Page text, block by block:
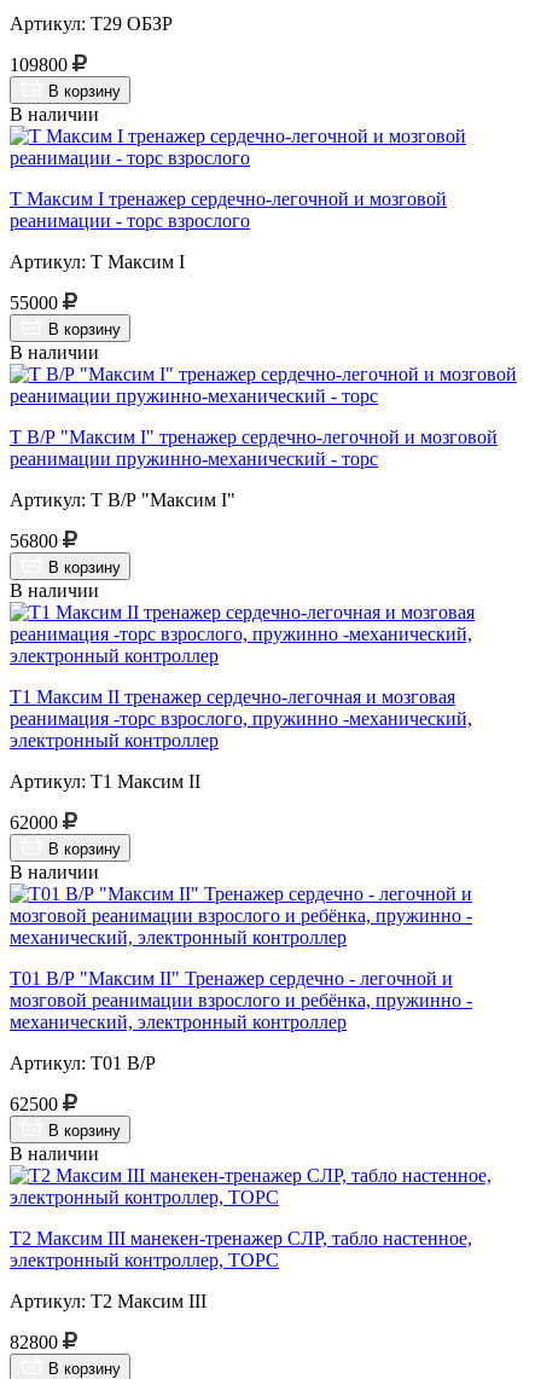
Артикул: Т29 ОБЗР
109800
В корзину
В наличии
Т Максим I тренажер сердечно-легочной и мозговой
реанимации - торс взрослого
Артикул: Т Максим I
55000
В корзину
В наличии
Т В/Р "Максим I" тренажер сердечно-легочной и мозговой
реанимации пружинно-механический - торс
Артикул: Т В/Р "Максим I"
56800
В корзину
В наличии
Т1 Максим II тренажер сердечно-легочная и мозговая
реанимация -торс взрослого, пружинно -механический,
электронный контроллер
Артикул: Т1 Максим II
62000
В корзину
В наличии
Т01 В/Р "Максим II" Тренажер сердечно - легочной и
мозговой реанимации взрослого и ребёнка, пружинно -
механический, электронный контроллер
Артикул: Т01 В/Р
62500
В корзину
В наличии
Т2 Максим III манекен-тренажер СЛР, табло настенное,
электронный контроллер, ТОРС
Артикул: Т2 Максим III
82800
В корзину